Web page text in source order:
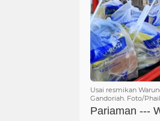
Usai resmikan
Gandoriah. Foto/
Pariaman ---